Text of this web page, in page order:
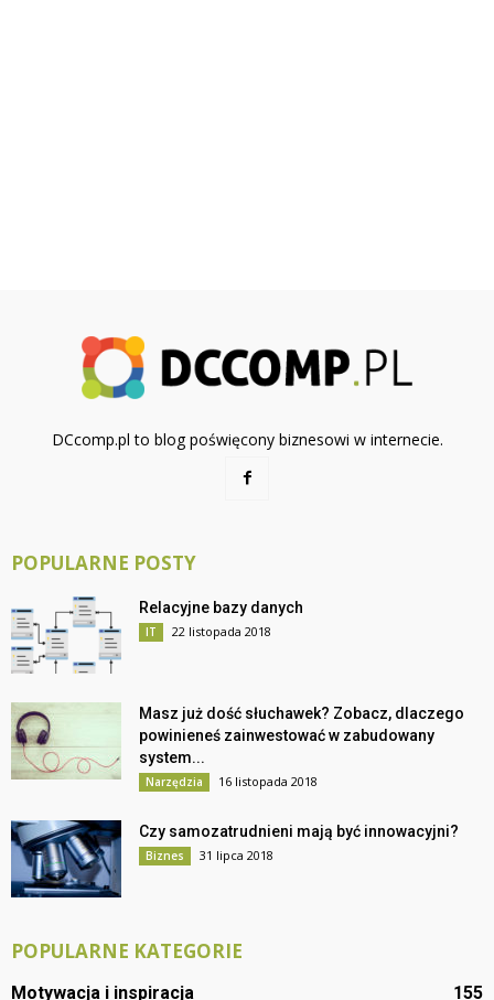
DCcomp.pl to blog poświęcony biznesowi w internecie.
POPULARNE POSTY
Relacyjne bazy danych
IT 22 listopada 2018
Masz już dość słuchawek? Zobacz, dlaczego
powinieneś zainwestować w zabudowany
system...
Narzędzia 16 listopada 2018
Czy samozatrudnieni mają być innowacyjni?
Biznes 31 lipca 2018
POPULARNE KATEGORIE
Motywacja i inspiracja 155